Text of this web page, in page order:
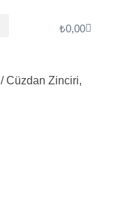
₺0,00
/ Cüzdan Zinciri,